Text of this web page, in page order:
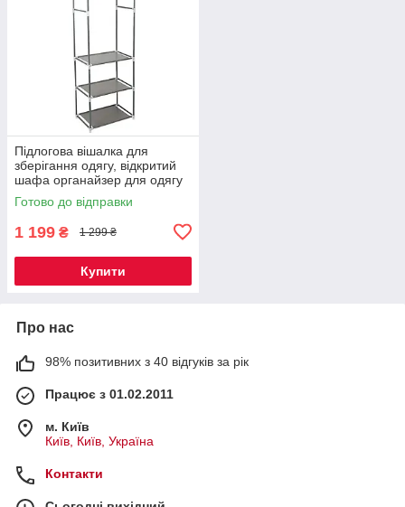
Підлогова вішалка для
зберігання одягу, відкритий
шафа органайзер для одягу
Готово до відправки
1 199 ₴ 1 299 ₴
Купити
Про нас
98% позитивних з 40 відгуків за рік
Працює з 01.02.2011
м. Київ
Київ, Київ, Україна
Контакти